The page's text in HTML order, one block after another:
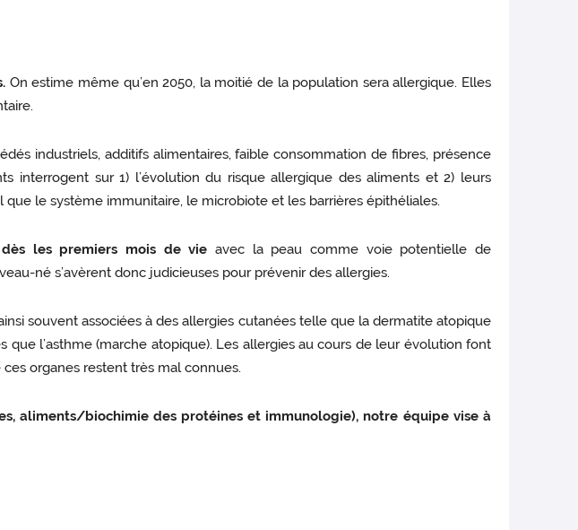
On estime même qu’en 2050, la moitié de la population sera allergique. Elles
industriels, additifs alimentaires, faible consommation de fibres, présence
interrogent sur 1) l’évolution du risque allergique des aliments et 2) leurs
le système immunitaire, le microbiote et les barrières épithéliales.
les premiers mois de vie avec la peau comme voie potentielle de
né s’avèrent donc judicieuses pour prévenir des allergies.
souvent associées à des allergies cutanées telle que la dermatite atopique
l’asthme (marche atopique). Les allergies au cours de leur évolution font
organes restent très mal connues.
aliments/biochimie des protéines et immunologie), notre équipe vise à